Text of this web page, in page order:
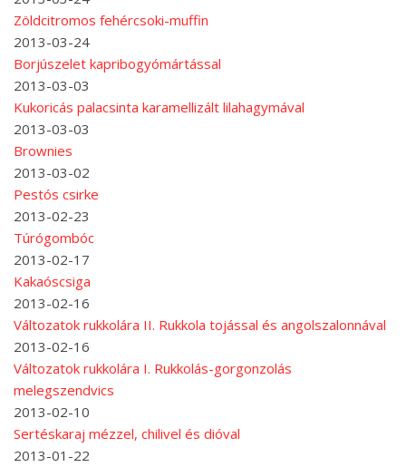
Zöldcitromos fehércsoki-muffin
2013-03-24
Borjúszelet kapribogyómártással
2013-03-03
Kukoricás palacsinta karamellizált lilahagymával
2013-03-03
Brownies
2013-03-02
Pestós csirke
2013-02-23
Túrógombóc
2013-02-17
Kakaóscsiga
2013-02-16
Változatok rukkolára II. Rukkola tojással és angolszalonnával
2013-02-16
Változatok rukkolára I. Rukkolás-gorgonzolás
melegszendvics
2013-02-10
Sertéskaraj mézzel, chilivel és dióval
2013-01-22